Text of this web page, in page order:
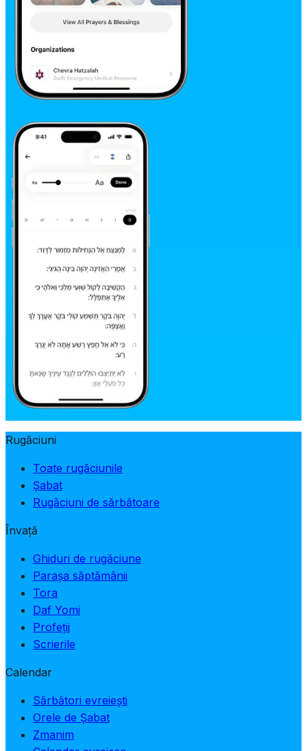
Rugăciuni
Toate rugăciunile
Șabat
Rugăciuni de sărbătoare
Învață
Ghiduri de rugăciune
Parașa săptămânii
Tora
Daf Yomi
Profeții
Scrierile
Calendar
Sărbători evreiești
Orele de Șabat
Zmanim